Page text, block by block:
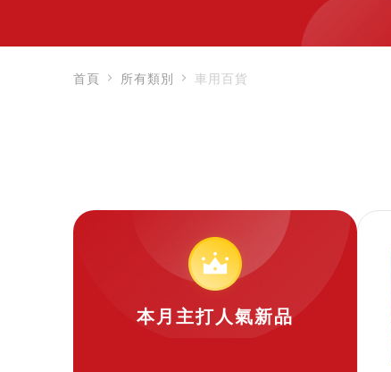
首頁 所有類別 車用百貨
本月主打人氣新品